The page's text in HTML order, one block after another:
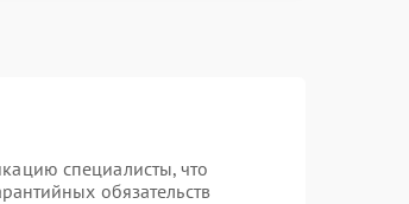
специалисты, что
обязательств